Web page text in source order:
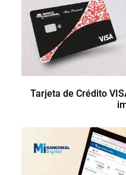
Tarjeta de Crédito